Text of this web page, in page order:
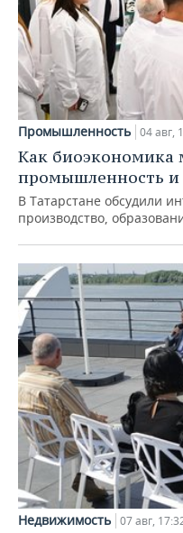
Промышленность 04 авг,
Как биоэкономика
промышленность и
В Татарстане обсудили
производство,
Недвижимость 07 авг,